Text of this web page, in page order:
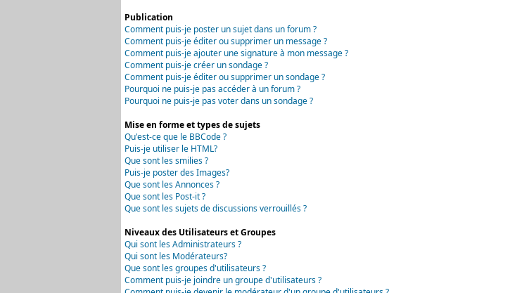
Publication
Comment puis-je poster un sujet dans un forum ?
Comment puis-je éditer ou supprimer un message ?
Comment puis-je ajouter une signature à mon message ?
Comment puis-je créer un sondage ?
Comment puis-je éditer ou supprimer un sondage ?
Pourquoi ne puis-je pas accéder à un forum ?
Pourquoi ne puis-je pas voter dans un sondage ?
Mise en forme et types de sujets
Qu'est-ce que le BBCode ?
Puis-je utiliser le HTML?
Que sont les smilies ?
Puis-je poster des Images?
Que sont les Annonces ?
Que sont les Post-it ?
Que sont les sujets de discussions verrouillés ?
Niveaux des Utilisateurs et Groupes
Qui sont les Administrateurs ?
Qui sont les Modérateurs?
Que sont les groupes d'utilisateurs ?
Comment puis-je joindre un groupe d'utilisateurs ?